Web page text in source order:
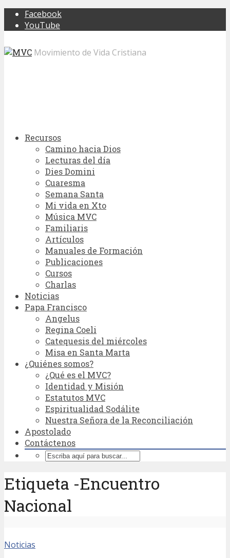
Facebook
YouTube
Movimiento de Vida Cristiana
Recursos
Camino hacia Dios
Lecturas del día
Dies Domini
Cuaresma
Semana Santa
Mi vida en Xto
Música MVC
Familiaris
Artículos
Manuales de Formación
Publicaciones
Cursos
Charlas
Noticias
Papa Francisco
Angelus
Regina Coeli
Catequesis del miércoles
Misa en Santa Marta
¿Quiénes somos?
¿Qué es el MVC?
Identidad y Misión
Estatutos MVC
Espiritualidad Sodálite
Nuestra Señora de la Reconciliación
Apostolado
Contáctenos
Etiqueta -Encuentro
Nacional
Noticias